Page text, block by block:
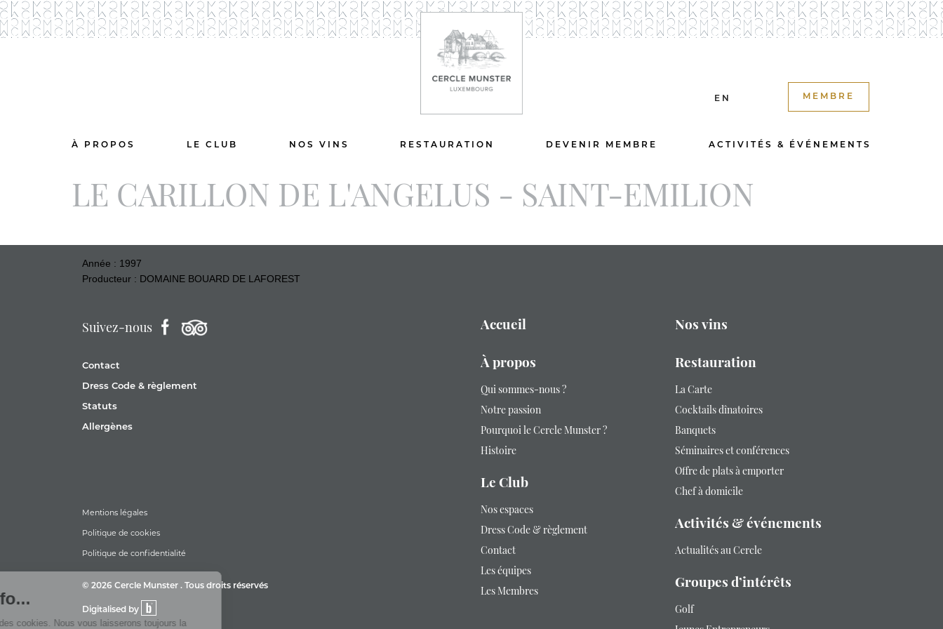
EN MEMBRE
À PROPOS LE CLUB NOS VINS RESTAURATION DEVENIR MEMBRE ACTIVITÉS & ÉVÉNEMENTS
LE CARILLON DE L'ANGELUS - SAINT-EMILION
Année : 1997
Producteur : DOMAINE BOUARD DE LAFOREST
Suivez-nous
Contact
Dress Code & règlement
Statuts
Allergènes
Mentions légales
Politique de cookies
Politique de confidentialité
© 2026 Cercle Munster . Tous droits réservés
Digitalised by
Accueil
À propos
Qui sommes-nous ?
Notre passion
Pourquoi le Cercle Munster ?
Histoire
Le Club
Nos espaces
Dress Code & règlement
Contact
Les équipes
Les Membres
Nos vins
Restauration
La Carte
Cocktails dînatoires
Banquets
Séminaires et conférences
Offre de plats à emporter
Chef à domicile
Activités & événements
Actualités au Cercle
Groupes d’intérêts
Golf